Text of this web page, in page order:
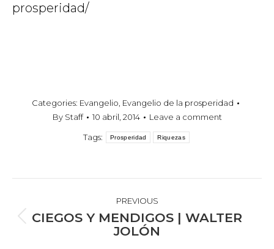
prosperidad/
Categories: Evangelio Evangelio de la prosperidad
By Staff 10 abril, 2014 Leave a comment
Tags: Prosperidad Riquezas
NAVIGATIONPREVIOUS
Previous
CIEGOS Y MENDIGOS | WALTER
JOLÓN